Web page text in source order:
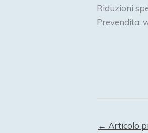
Riduzioni
Prevendita:
← Articolo